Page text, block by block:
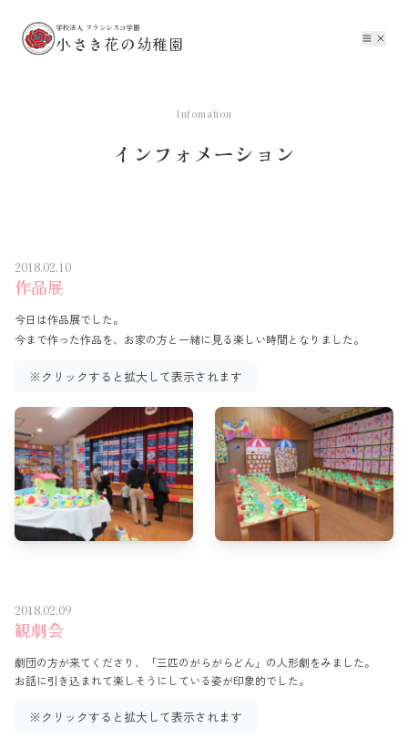
学校法人 フランシスコ学園
小さき花の幼稚園
Infomation
インフォメーション
2018.02.10
作品展
今日は作品展でした。
今まで作った作品を、お家の方と一緒に見る楽しい時間となりました。
※クリックすると拡大して表示されます
2018.02.09
観劇会
劇団の方が来てくださり、「三匹のがらがらどん」の人形劇をみました。
お話に引き込まれて楽しそうにしている姿が印象的でした。
※クリックすると拡大して表示されます